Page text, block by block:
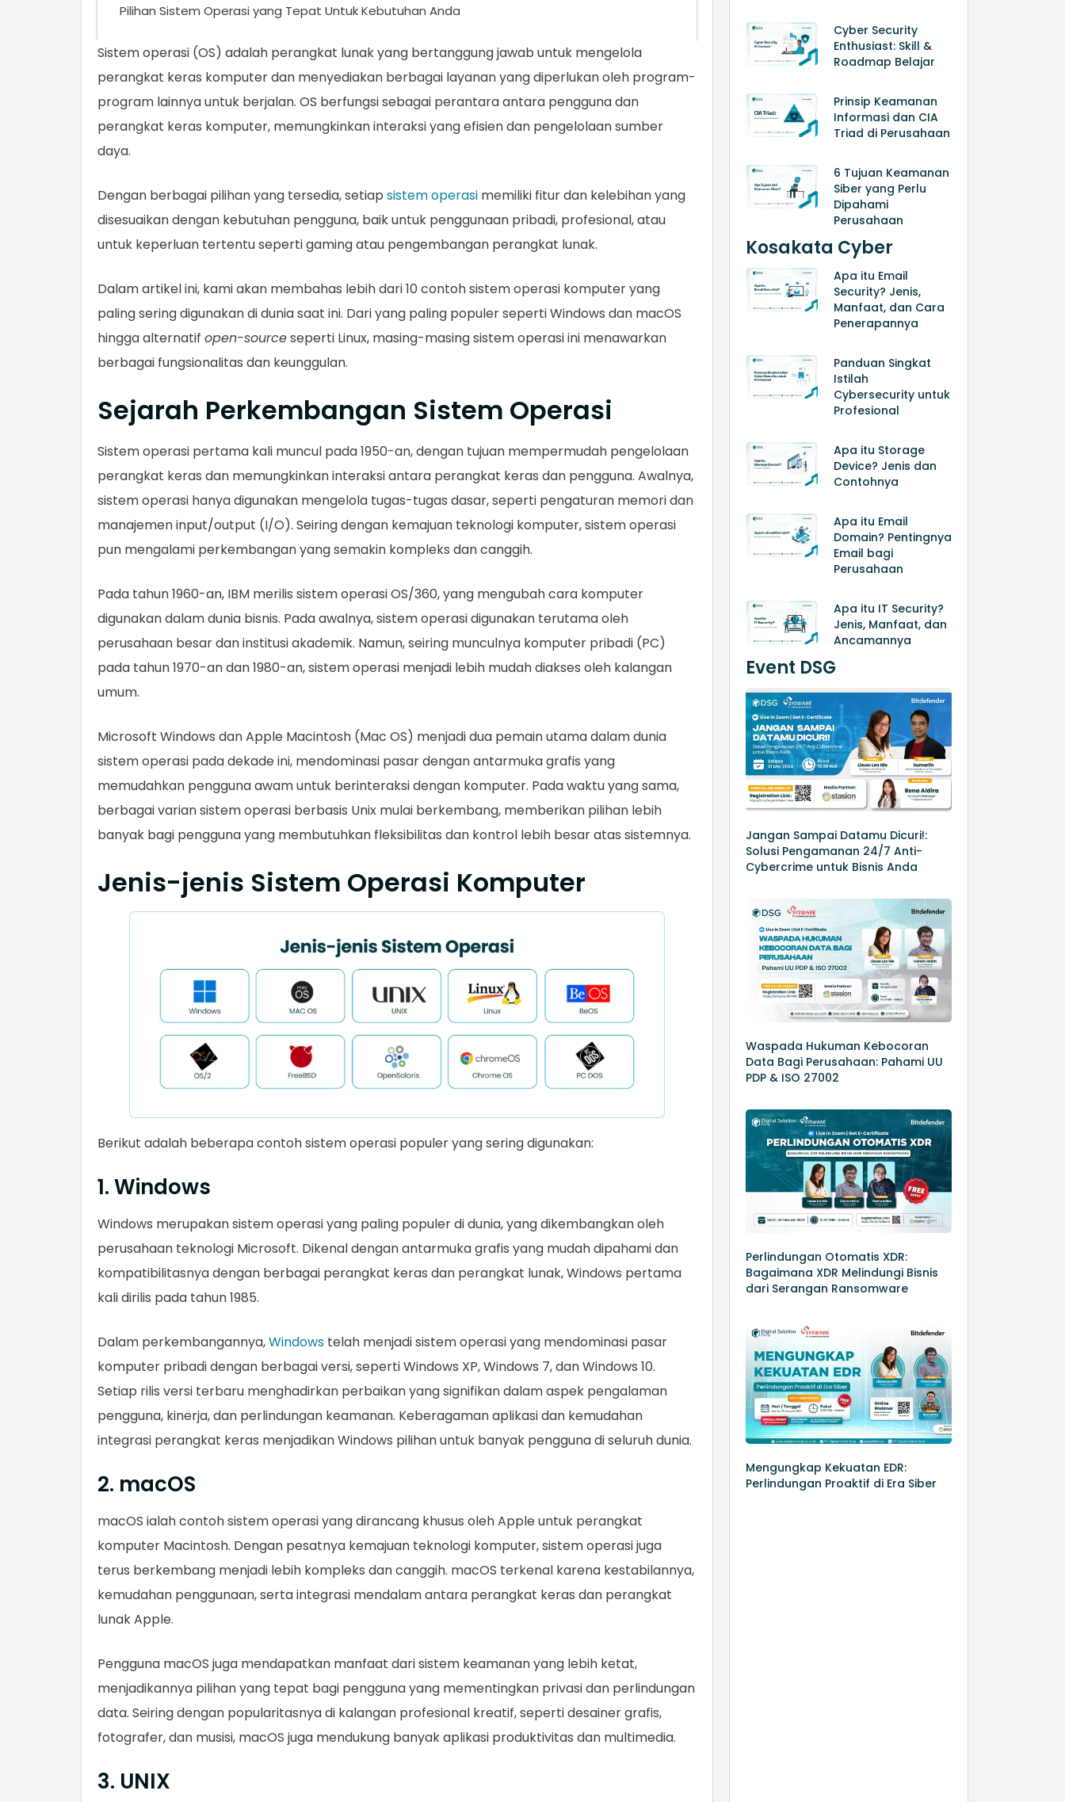
Pilihan Sistem Operasi yang Tepat Untuk Kebutuhan Anda
Sistem operasi (OS) adalah perangkat lunak yang bertanggung jawab untuk mengelola
perangkat keras komputer dan menyediakan berbagai layanan yang diperlukan oleh program-
program lainnya untuk berjalan. OS berfungsi sebagai perantara antara pengguna dan
perangkat keras komputer, memungkinkan interaksi yang efisien dan pengelolaan sumber
daya.
Dengan berbagai pilihan yang tersedia, setiap sistem operasi memiliki fitur dan kelebihan yang
disesuaikan dengan kebutuhan pengguna, baik untuk penggunaan pribadi, profesional, atau
untuk keperluan tertentu seperti gaming atau pengembangan perangkat lunak.
Dalam artikel ini, kami akan membahas lebih dari 10 contoh sistem operasi komputer yang
paling sering digunakan di dunia saat ini. Dari yang paling populer seperti Windows dan macOS
hingga alternatif open-sourceseperti Linux, masing-masing sistem operasi ini menawarkan
berbagai fungsionalitas dan keunggulan.
Sejarah Perkembangan Sistem Operasi
Sistem operasi pertama kali muncul pada 1950-an, dengan tujuan mempermudah pengelolaan
perangkat keras dan memungkinkan interaksi antara perangkat keras dan pengguna. Awalnya,
sistem operasi hanya digunakan mengelola tugas-tugas dasar, seperti pengaturan memori dan
manajemen input/output (I/O). Seiring dengan kemajuan teknologi komputer, sistem operasi
pun mengalami perkembangan yang semakin kompleks dan canggih.
Pada tahun 1960-an, IBM merilis sistem operasi OS/360, yang mengubah cara komputer
digunakan dalam dunia bisnis. Pada awalnya, sistem operasi digunakan terutama oleh
perusahaan besar dan institusi akademik. Namun, seiring munculnya komputer pribadi (PC)
pada tahun 1970-an dan 1980-an, sistem operasi menjadi lebih mudah diakses oleh kalangan
umum.
Microsoft Windows dan Apple Macintosh (Mac OS) menjadi dua pemain utama dalam dunia
sistem operasi pada dekade ini, mendominasi pasar dengan antarmuka grafis yang
memudahkan pengguna awam untuk berinteraksi dengan komputer. Pada waktu yang sama,
berbagai varian sistem operasi berbasis Unix mulai berkembang, memberikan pilihan lebih
banyak bagi pengguna yang membutuhkan fleksibilitas dan kontrol lebih besar atas sistemnya.
Jenis-jenis Sistem Operasi Komputer
Berikut adalah beberapa contoh sistem operasi populer yang sering digunakan:
1. Windows
Windows merupakan sistem operasi yang paling populer di dunia, yang dikembangkan oleh
perusahaan teknologi Microsoft. Dikenal dengan antarmuka grafis yang mudah dipahami dan
kompatibilitasnya dengan berbagai perangkat keras dan perangkat lunak, Windows pertama
kali dirilis pada tahun 1985.
Dalam perkembangannya,Windows telah menjadi sistem operasi yang mendominasi pasar
komputer pribadi dengan berbagai versi, seperti Windows XP, Windows 7, dan Windows 10.
Setiap rilis versi terbaru menghadirkan perbaikan yang signifikan dalam aspek pengalaman
pengguna, kinerja, dan perlindungan keamanan. Keberagaman aplikasi dan kemudahan
integrasi perangkat keras menjadikan Windows pilihan untuk banyak pengguna di seluruh dunia.
2. macOS
macOS ialah contoh sistem operasi yang dirancang khusus oleh Apple untuk perangkat
komputer Macintosh. Dengan pesatnya kemajuan teknologi komputer, sistem operasi juga
terus berkembang menjadi lebih kompleks dan canggih. macOS terkenal karena kestabilannya,
kemudahan penggunaan, serta integrasi mendalam antara perangkat keras dan perangkat
lunak Apple.
Pengguna macOS juga mendapatkan manfaat dari sistem keamanan yang lebih ketat,
menjadikannya pilihan yang tepat bagi pengguna yang mementingkan privasi dan perlindungan
data. Seiring dengan popularitasnya di kalangan profesional kreatif, seperti desainer grafis,
fotografer, dan musisi, macOS juga mendukung banyak aplikasi produktivitas dan multimedia.
3. UNIX
Cyber Security
Enthusiast: Skill &
Roadmap Belajar
Prinsip Keamanan
Informasi dan CIA
Triad di Perusahaan
6 Tujuan Keamanan
Siber yang Perlu
Dipahami
Perusahaan
Kosakata Cyber
Apa itu Email
Security? Jenis,
Manfaat, dan Cara
Penerapannya
Panduan Singkat
Istilah
Cybersecurity untuk
Profesional
Apa itu Storage
Device? Jenis dan
Contohnya
Apa itu Email
Domain? Pentingnya
Email bagi
Perusahaan
Apa itu IT Security?
Jenis, Manfaat, dan
Ancamannya
Event DSG
Jangan Sampai Datamu Dicuri!:
Solusi Pengamanan 24/7 Anti-
Cybercrime untuk Bisnis Anda
Waspada Hukuman Kebocoran
Data Bagi Perusahaan: Pahami UU
PDP & ISO 27002
Perlindungan Otomatis XDR:
Bagaimana XDR Melindungi Bisnis
dari Serangan Ransomware
Mengungkap Kekuatan EDR:
Perlindungan Proaktif di Era Siber